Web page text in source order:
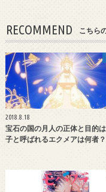
RECOMMEND こちら
2018.8.18
宝石の国の月人の正体と目的
子と呼ばれるエクメアは何者？